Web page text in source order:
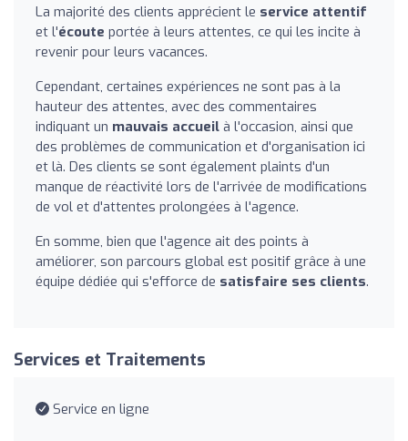
La majorité des clients apprécient le service attentif
et l'écoute portée à leurs attentes, ce qui les incite à
revenir pour leurs vacances.
Cependant, certaines expériences ne sont pas à la
hauteur des attentes, avec des commentaires
indiquant un mauvais accueil à l'occasion, ainsi que
des problèmes de communication et d'organisation ici
et là. Des clients se sont également plaints d'un
manque de réactivité lors de l'arrivée de modifications
de vol et d'attentes prolongées à l'agence.
En somme, bien que l'agence ait des points à
améliorer, son parcours global est positif grâce à une
équipe dédiée qui s'efforce de satisfaire ses clients.
Services et Traitements
Service en ligne